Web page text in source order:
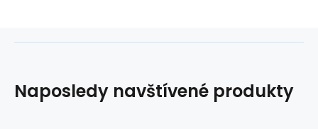
Naposledy navštívené produkty